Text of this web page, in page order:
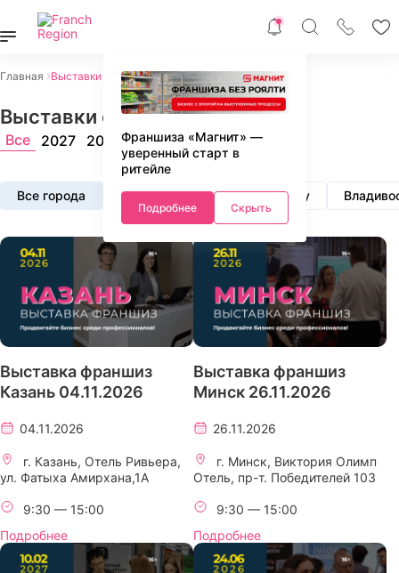
Франшиза «Магнит» —
уверенный старт в
ритейле
Подробнее Скрыть
Главная Выставки франшиз 2026
Выставки франшиз 2026
Все 2027 2026 2025 Архив
Все города Алматы Астана Баку
Выставка франшиз
Казань 04.11.2026
04.11.2026
г. Казань, Отель Ривьера,
ул. Фатыха Амирхана,1А
9:30 — 15:00
Подробнее
Выставка франшиз
Минск 26.11.2026
26.11.2026
г. Минск, Виктория Олимп
Отель, пр-т. Победителей 103
9:30 — 15:00
Подробнее